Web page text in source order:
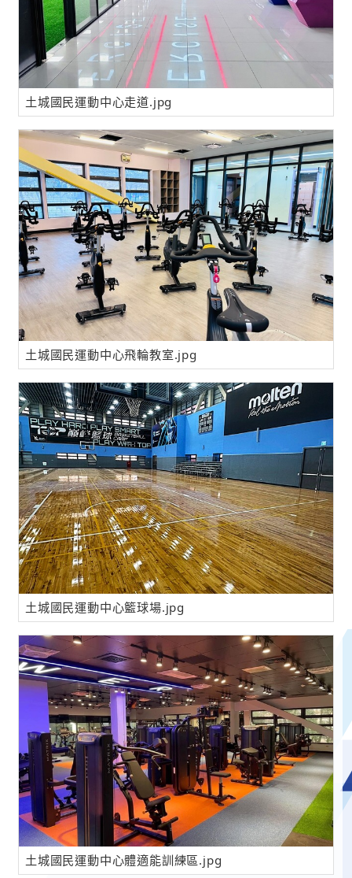
土城國民運動中心走道.jpg
土城國民運動中心飛輪教室.jpg
土城國民運動中心籃球場.jpg
土城國民運動中心體適能訓練區.jpg